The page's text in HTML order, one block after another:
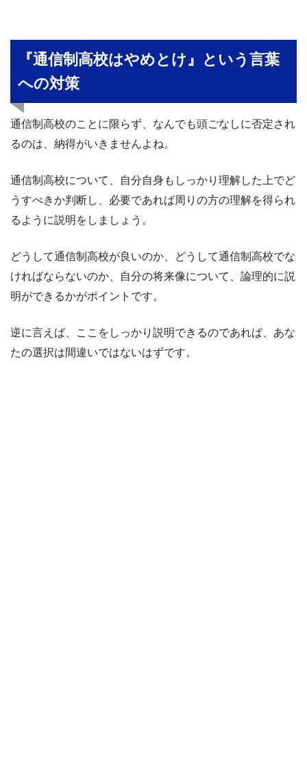
『通信制高校はやめとけ』という言葉
への対策
通信制高校のことに限らず、なんでも頭ごなしに否定され
るのは、納得がいきませんよね。
通信制高校について、自分自身もしっかり理解した上でど
うすべきか判断し、必要であれば周りの方の理解を得られ
るように説明をしましょう。
どうして通信制高校が良いのか、どうして通信制高校でな
ければならないのか、自分の将来像について、論理的に説
明ができるかがポイントです。
逆に言えば、ここをしっかり説明できるのであれば、あな
たの選択は間違いではないはずです。